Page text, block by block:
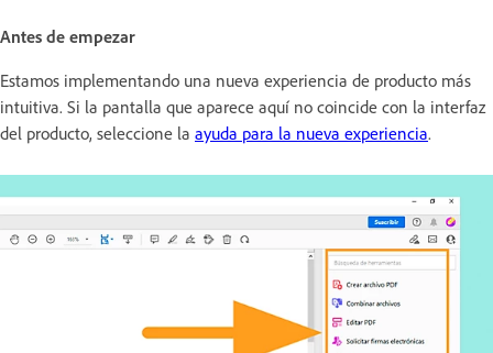
Antes de empezar
Estamos implementando una nueva experiencia de producto más
intuitiva. Si la pantalla que aparece aquí no coincide con la interfaz
del producto, seleccione la ayuda para la nueva experiencia.